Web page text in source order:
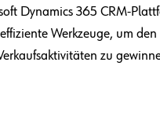
Dynamics 365 CRM-
Werkzeuge, um
zu